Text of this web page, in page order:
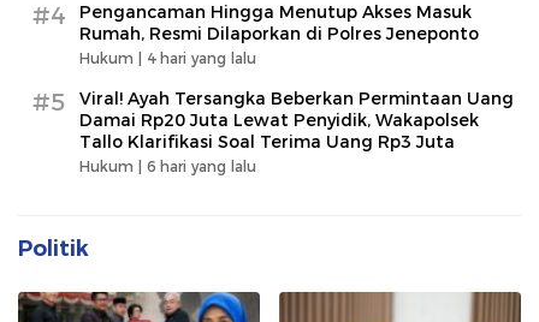
#4
Pengancaman Hingga Menutup Akses Masuk
Rumah, Resmi Dilaporkan di Polres Jeneponto
Hukum | 4 hari yang lalu
#5
Viral! Ayah Tersangka Beberkan Permintaan Uang
Damai Rp20 Juta Lewat Penyidik, Wakapolsek
Tallo Klarifikasi Soal Terima Uang Rp3 Juta
Hukum | 6 hari yang lalu
Politik